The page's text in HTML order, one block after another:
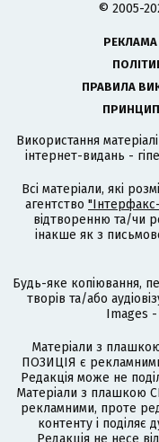
© 2005-
РЕКЛАМА
ПРАВИЛА
Використання
інтернет-видань -
Всі матеріали, які
агентство
відтворенню та/чи
інакше як з
Будь-яке копіювання,
творів та/або
Images -
Матеріали з
ПОЗИЦІЯ є
Редакція може не
Матеріали з плашкою
рекламними, проте
контенту і поділяє